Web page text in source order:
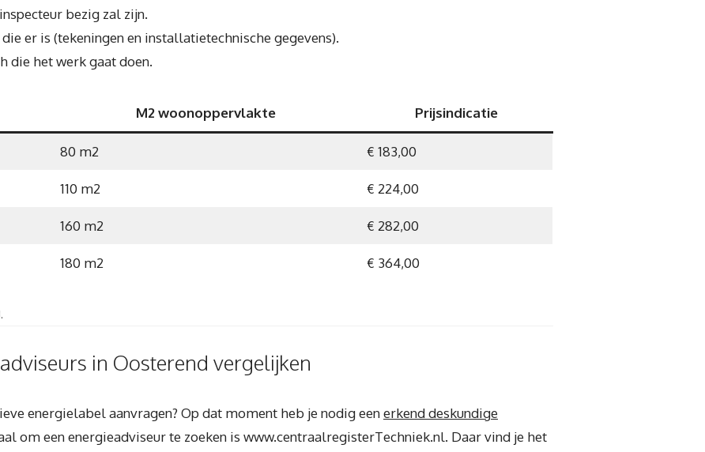
bezig zal zijn.
er is (tekeningen en installatietechnische gegevens).
die het werk gaat doen.
M2 woonoppervlakte Prijsindicatie
80 m2 € 183,00
110 m2 € 224,00
160 m2 € 282,00
180 m2 € 364,00
in Oosterend vergelijken
energielabel aanvragen? Op dat moment heb je nodig eenerkend deskundige
om een energieadviseur te zoeken is www.centraalregisterTechniek.nl. Daar vind je het